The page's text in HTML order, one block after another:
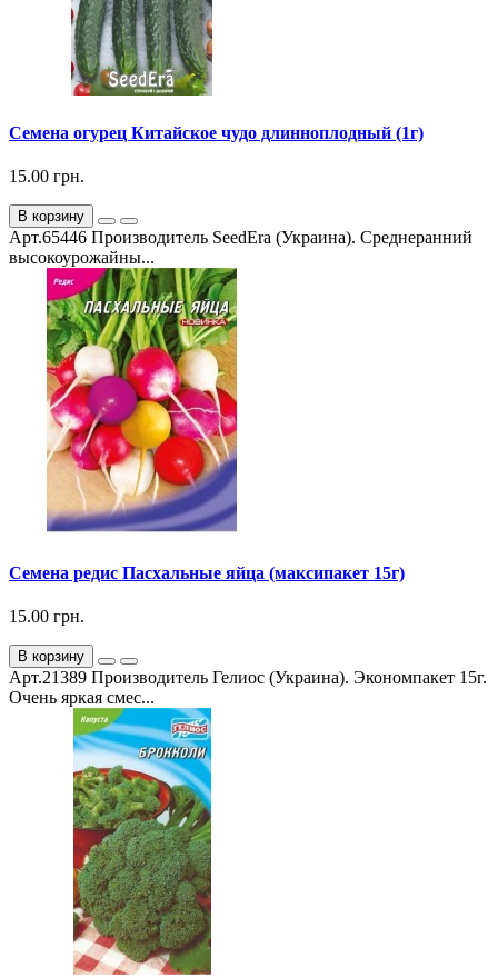
Семена огурец Китайское чудо длинноплодный (1г)
15.00 грн.
В корзину
Арт.65446 Производитель SeedEra (Украина). Среднеранний
высокоурожайны...
Семена редис Пасхальные яйца (максипакет 15г)
15.00 грн.
В корзину
Арт.21389 Производитель Гелиос (Украина). Экономпакет 15г.
Очень яркая смес...